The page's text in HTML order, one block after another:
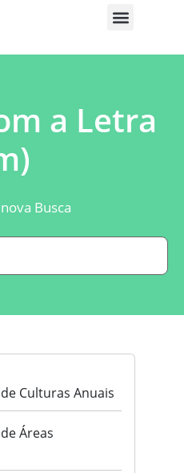
a Letra
Busca
Culturas Anuais
Áreas